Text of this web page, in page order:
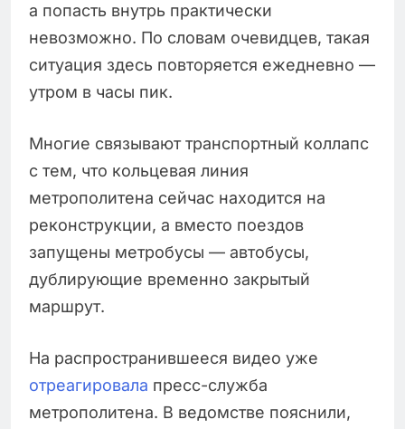
а попасть внутрь практически
невозможно. По словам очевидцев, такая
ситуация здесь повторяется ежедневно —
утром в часы пик.
Многие связывают транспортный коллапс
с тем, что кольцевая линия
метрополитена сейчас находится на
реконструкции, а вместо поездов
запущены метробусы — автобусы,
дублирующие временно закрытый
маршрут.
На распространившееся видео уже
отреагировала пресс-служба
метрополитена. В ведомстве пояснили,